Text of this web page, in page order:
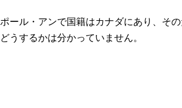
ール・アンで国籍はカナダにあり、そ
うするかは分かっていません。